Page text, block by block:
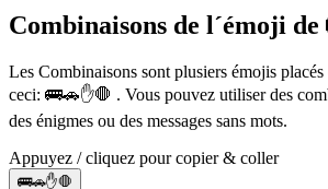
Combinaisons de l´émoji de
Les Combinaisons sont plusiers émojis
ceci: 🚌🚗✋🛑 . Vous pouvez utiliser des
des énigmes ou des messages sans mots.
Appuyez / cliquez pour copier & coller
🚌🚗✋🛑